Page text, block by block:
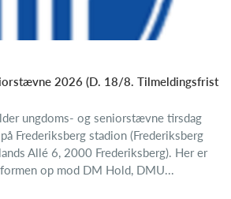
2026 (D. 18/8. Tilmeldingsfrist
ungdoms- og seniorstævne tirsdag
Frederiksberg stadion (Frederiksberg
Allé 6, 2000 Frederiksberg). Her er
op mod DM Hold, DMU...